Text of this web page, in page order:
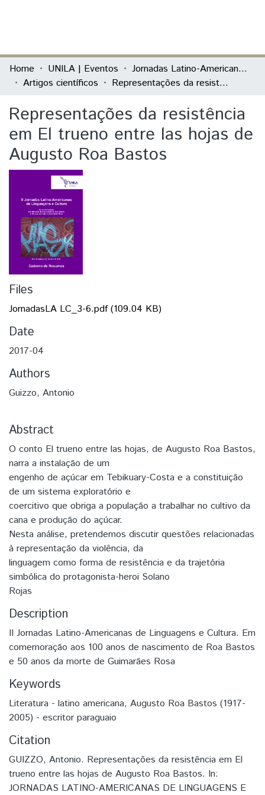
Communities & Collections
All of DSpace
Statistics
Home UNILA | Eventos
Jornadas Latino-Americanos de Linguagens e Cultura
Artigos científicos
Representações da resistência em El trueno entre las hojas de Augusto Roa Bastos
Representações da resistência
em El trueno entre las hojas de
Augusto Roa Bastos
Files
JornadasLA LC_3-6.pdf(109.04 KB)
Date
2017-04
Authors
Guizzo, Antonio
Abstract
O conto El trueno entre las hojas, de Augusto Roa Bastos,
narra a instalação de um
engenho de açúcar em Tebikuary-Costa e a constituição
de um sistema exploratório e
coercitivo que obriga a população a trabalhar no cultivo da
cana e produção do açúcar.
Nesta análise, pretendemos discutir questões relacionadas
à representação da violência, da
linguagem como forma de resistência e da trajetória
simbólica do protagonista-heroi Solano
Rojas
Description
II Jornadas Latino-Americanas de Linguagens e Cultura. Em
comemoração aos 100 anos de nascimento de Roa Bastos
e 50 anos da morte de Guimarães Rosa
Keywords
Literatura - latino americana, Augusto Roa Bastos (1917-
2005) - escritor paraguaio
Citation
GUIZZO, Antonio. Representações da resistência em El
trueno entre las hojas de Augusto Roa Bastos. In:
JORNADAS LATINO-AMERICANAS DE LINGUAGENS E